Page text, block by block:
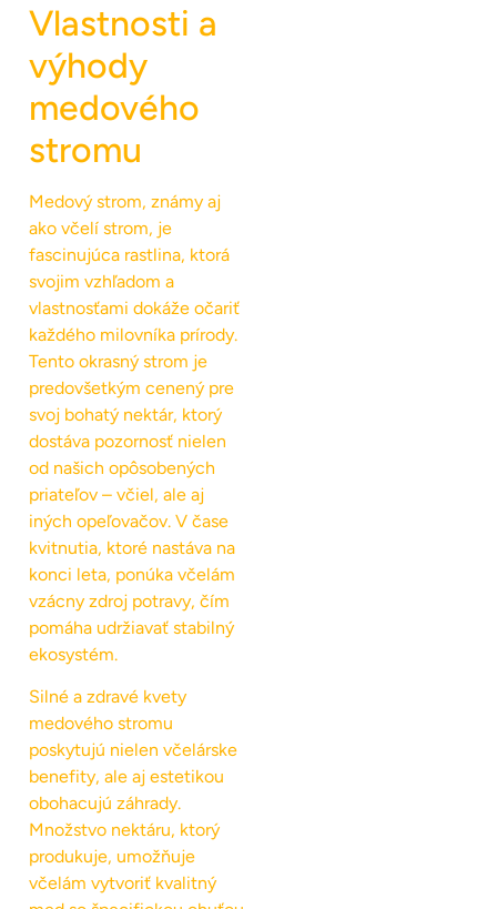
Vlastnosti a
výhody
medového
stromu
Medový strom, známy aj
ako včelí strom, je
fascinujúca rastlina, ktorá
svojim vzhľadom a
vlastnosťami dokáže očariť
každého milovníka prírody.
Tento okrasný strom je
predovšetkým cenený pre
svoj bohatý nektár, ktorý
dostáva pozornosť nielen
od našich opôsobených
priateľov – včiel, ale aj
iných opeľovačov. V čase
kvitnutia, ktoré nastáva na
konci leta, ponúka včelám
vzácny zdroj potravy, čím
pomáha udržiavať stabilný
ekosystém.
Silné a zdravé kvety
medového stromu
poskytujú nielen včelárske
benefity, ale aj estetikou
obohacujú záhrady.
Množstvo nektáru, ktorý
produkuje, umožňuje
včelám vytvoriť kvalitný